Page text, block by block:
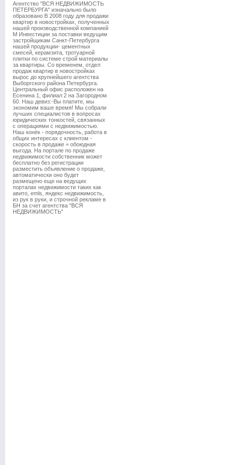
Агентство "ВСЯ НЕДВИЖИМОСТЬ
ПЕТЕРБУРГА" изначально было
образовано В 2008 году для продажи
квартир в новостройках, полученных
нашей производственной компанией
М Инвестиции за поставки ведущим
застройщикам Санкт-Петербурга
нашей продукции- цементных
смесей, керамзита, тротуарной
плитки по системе строй материалы
за квартиры. Со временем, отдел
продаж квартир в новостройках
вырос до крупнейшего агентства
Выборгского района Петербурга.
Центральный офис расположен на
Есенина 1, филиал 2 на Загородном
60. Наш девиз:-Вы платите, мы
экономим ваше время! Мы собрали
лучших специалистов в вопросах
юридических тонкостей, связанных
с операциями с недвижимостью.
Наш конёк - порядочность, работа в
общих интересах с клиентом -
скорость в продаже = обоюдная
выгода. На портале по продаже
недвижимости собственник может
бесплатно без регистрации
разместить объявление о продаже,
автоматически оно будет
размещено еще на ведущих
порталах недвижимости таких как
авито, emls, яндекс недвижимость,
из рук в руки, и строчной рекламе в
БН за счет агентства "ВСЯ
НЕДВИЖИМОСТЬ"